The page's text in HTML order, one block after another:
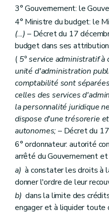
Art. 34
Art. 35
Art. 36
Chapitre II Règles
Art. 37
Art. 38
Art. 39
Art. 40
TitreIV
Art. 41
Art. 42
Art. 43
Art. 44
Art. 44
Art. 45
Art.45/1
Art.45/2
Art.45/3
TitreV
Dispositions
Chapitre I
Le
Art. 46
Art. 47
3° Gouvernement: le
4° Ministre du budget: le
(...) – Décret du 17
budget dans ses
( 5° service administratif
unité d'administration
comptabilité sont
celles des services
la personnalité juridique
dispose d'une trésorerie
autonomes;– Décret du
6° ordonnateur: autorité
arrêté du Gouvernement
a) à constater les droits à
donner l'ordre de leur
b) dans la limite des
engager et à liquider toute